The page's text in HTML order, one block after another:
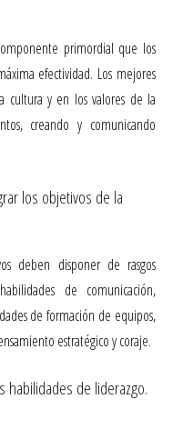
primordial que los
efectividad. Los mejores
cultura y en los valores de la
creando y comunicando
los objetivos de la
deben disponer de rasgos
de comunicación,
de formación de equipos,
estratégico y coraje.
habilidades de liderazgo.